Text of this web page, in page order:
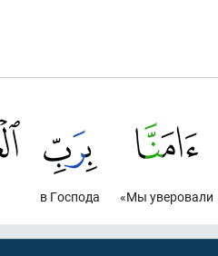
«Мы уверовали
в Господа